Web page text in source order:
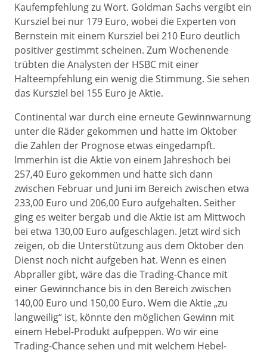
Kaufempfehlung zu Wort. Goldman Sachs vergibt ein
Kursziel bei nur 179 Euro, wobei die Experten von
Bernstein mit einem Kursziel bei 210 Euro deutlich
positiver gestimmt scheinen. Zum Wochenende
trübten die Analysten der HSBC mit einer
Halteempfehlung ein wenig die Stimmung. Sie sehen
das Kursziel bei 155 Euro je Aktie.
Continental war durch eine erneute Gewinnwarnung
unter die Räder gekommen und hatte im Oktober
die Zahlen der Prognose etwas eingedampft.
Immerhin ist die Aktie von einem Jahreshoch bei
257,40 Euro gekommen und hatte sich dann
zwischen Februar und Juni im Bereich zwischen etwa
233,00 Euro und 206,00 Euro aufgehalten. Seither
ging es weiter bergab und die Aktie ist am Mittwoch
bei etwa 130,00 Euro aufgeschlagen. Jetzt wird sich
zeigen, ob die Unterstützung aus dem Oktober den
Dienst noch nicht aufgeben hat. Wenn es einen
Abpraller gibt, wäre das die Trading-Chance mit
einer Gewinnchance bis in den Bereich zwischen
140,00 Euro und 150,00 Euro. Wem die Aktie „zu
langweilig“ ist, könnte den möglichen Gewinn mit
einem Hebel-Produkt aufpeppen. Wo wir eine
Trading-Chance sehen und mit welchem Hebel-